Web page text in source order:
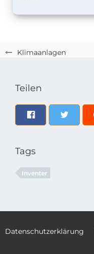
Klimaanlagen
Teilen
Tags
Inventer
Datenschutzerklärung